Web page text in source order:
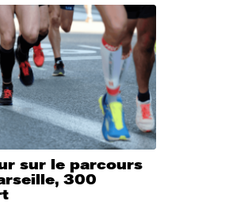
sur le parcours
300